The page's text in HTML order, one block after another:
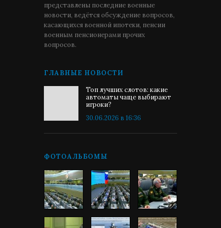
представлены последние военные
новости, ведётся обсуждение вопросов,
касающихся военной ипотеки, пенсии
военным пенсионерами прочих
вопросов.
ГЛАВНЫЕ НОВОСТИ
Топ лучших слотов: какие
автоматы чаще выбирают
игроки?
30.06.2026 в 16:36
ФОТОАЛЬБОМЫ